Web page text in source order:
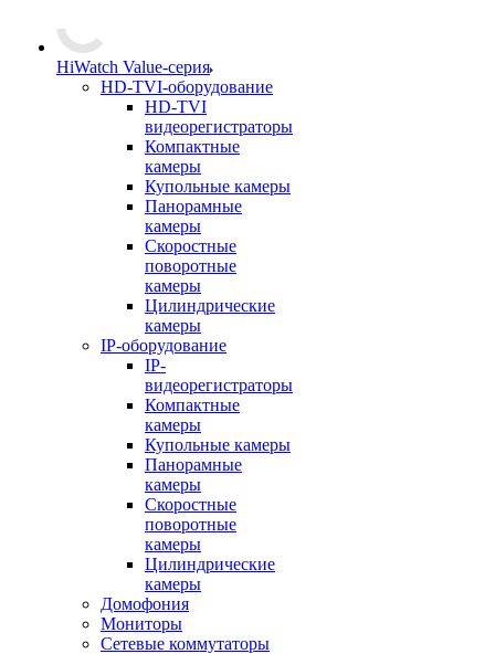
HiWatch Value-серия
HD-TVI-оборудование
HD-TVI
видеорегистраторы
Компактные
камеры
Купольные камеры
Панорамные
камеры
Скоростные
поворотные
камеры
Цилиндрические
камеры
IP-оборудование
IP-
видеорегистраторы
Компактные
камеры
Купольные камеры
Панорамные
камеры
Скоростные
поворотные
камеры
Цилиндрические
камеры
Домофония
Мониторы
Сетевые коммутаторы